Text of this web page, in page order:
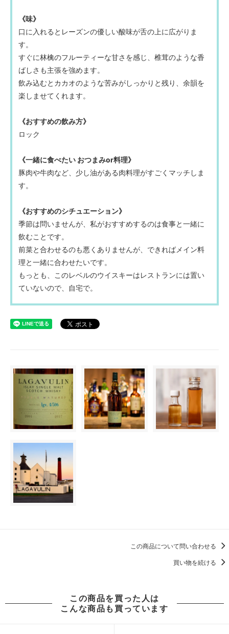
《味》
口に入れるとレーズンの優しい酸味が舌の上に広がりま
す。
すぐに林檎のフルーティーな甘さを感じ、椎茸のような香
ばしさも主張を強めます。
飲み込むとカカオのような苦みがしっかりと残り、余韻を
楽しませてくれます。
《おすすめの飲み方》
ロック
《一緒に食べたい おつまみor料理》
豚肉や牛肉など、少し油がある肉料理がすごくマッチしま
す。
《おすすめのシチュエーション》
季節は問いませんが、私がおすすめするのは食事と一緒に
飲むことです。
前菜と合わせるのも悪くありませんが、できればメイン料
理と一緒に合わせたいです。
もっとも、このレベルのウイスキーはレストランには置い
ていないので、自宅で。
この商品について問い合わせる
買い物を続ける
この商品を買った人は
こんな商品も買っています